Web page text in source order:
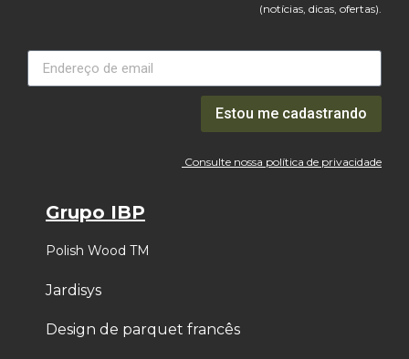
(notícias, dicas, ofertas).
Estou me cadastrando
Consulte nossa política de privacidade
Grupo IBP
Polish Wood TM
Jardisys
Design de parquet francês